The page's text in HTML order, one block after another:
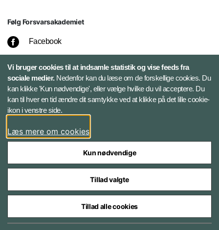
Følg Forsvarsakademiet
Facebook
LinkedIn
Twitter
Bluesky
Styrelser og myndigheder under Forsvarsministeriet
Vi bruger cookies til at indsamle statistik og vise feeds fra
sociale medier.Nedenfor kan du læse om de forskellige cookies. Du
kan klikke 'Kun nødvendige', eller vælge hvilke du vil acceptere. Du
kan til hver en tid ændre dit samtykke ved at klikke på det lille cookie-
ikon i venstre side.
Læs mere om cookies
Kun nødvendige
Tillad valgte
Tillad alle cookies